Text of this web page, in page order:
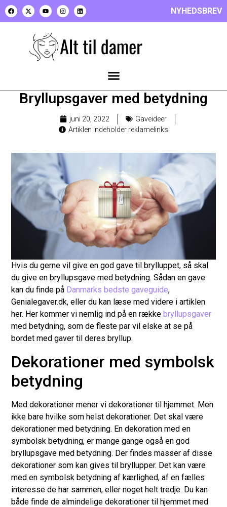
NYHEDSBREV
Bryllupsgaver med betydning
juni 20, 2022
Gaveideer
Artiklen indeholder reklamelinks
Hvis du gerne vil give en god gave til brylluppet, så skal
du give en bryllupsgave med betydning. Sådan en gave
kan du finde på Danmarks bedste gaveguide,
Genialegaver.dk, eller du kan læse med videre i artiklen
her. Her kommer vi nemlig ind på en række bryllupsgaver
med betydning, som de fleste par vil elske at se på
bordet med gaver til deres bryllup.
Dekorationer med symbolsk
betydning
Med dekorationer mener vi dekorationer til hjemmet. Men
ikke bare hvilke som helst dekorationer. Det skal være
dekorationer med betydning. En dekoration med en
symbolsk betydning, er mange gange også en god
bryllupsgave med betydning. Der findes masser af disse
dekorationer som kan gives til bryllupper. Det kan være
med en symbolsk betydning af kærlighed, af en fælles
interesse de har sammen, eller noget helt tredje. Du kan
både finde de almindelige dekorationer til hjemmet med